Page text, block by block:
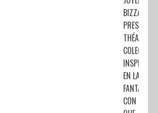
BIZZARRO
PRESENTA
THÉA:
COLECCIÓN
INSPIRADA
EN LA
FANTASÍA
CON LA